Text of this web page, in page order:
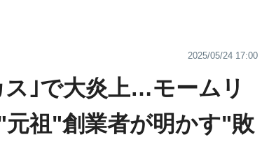
2025/05/24 17:00
｣で大炎上…モームリ
祖"創業者が明かす"敗